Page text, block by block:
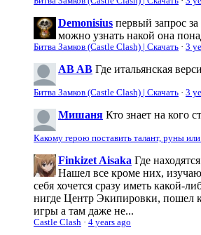
Demonisius первый запрос
можно узнать накой она
Битва Замков (Castle Clash) | Скачать · 3
AB AB Где итальянская
Битва Замков (Castle Clash) | Скачать · 3
Мишаня Кто знает на кого
Какому герою поставить талант, руны
Finkizet Aisaka Где
Нашел все кроме них,
себя хочется сразу иметь какой-
нигде Центр Экипировки, пошел
игры а там даже не...
Castle Clash · 4 years ago